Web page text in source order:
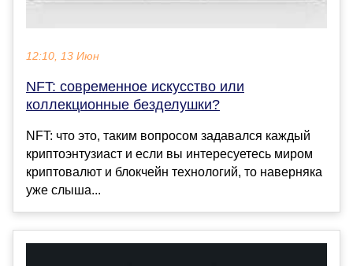
12:10, 13 Июн
NFT: современное искусство или
коллекционные безделушки?
NFT: что это, таким вопросом задавался каждый
криптоэнтузиаст и если вы интересуетесь миром
криптовалют и блокчейн технологий, то наверняка
уже слыша...